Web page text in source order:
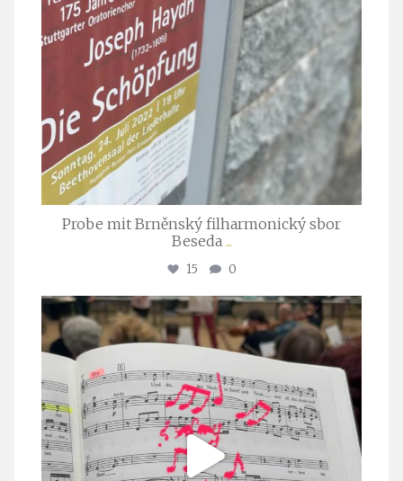
Probe mit Brněnský filharmonický sbor
Beseda ...
15 0
stuttgarter_oratorienchor
Juli 23